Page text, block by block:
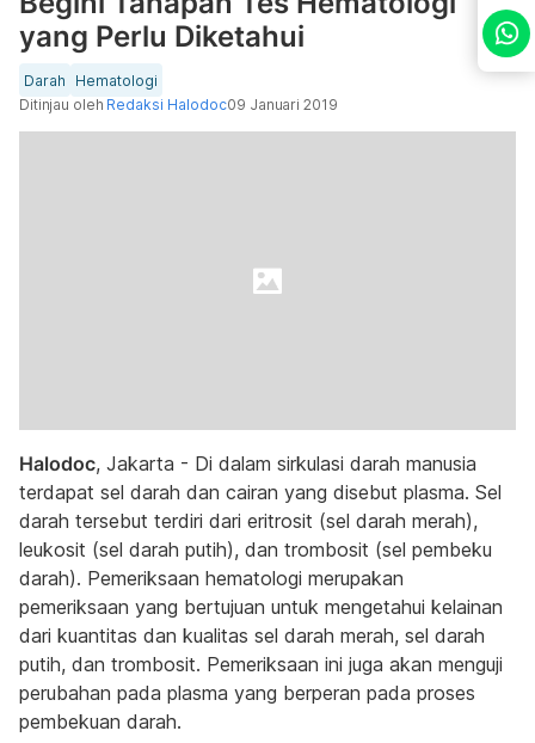
yang Perlu Diketahui
Darah
Hematologi
Ditinjau oleh Redaksi Halodoc09 Januari 2019
Halodoc, Jakarta - Di dalam sirkulasi darah manusia
terdapat sel darah dan cairan yang disebut plasma. Sel
darah tersebut terdiri dari eritrosit (sel darah merah),
leukosit (sel darah putih), dan trombosit (sel pembeku
darah). Pemeriksaan hematologi merupakan
pemeriksaan yang bertujuan untuk mengetahui kelainan
dari kuantitas dan kualitas sel darah merah, sel darah
putih, dan trombosit. Pemeriksaan ini juga akan menguji
perubahan pada plasma yang berperan pada proses
pembekuan darah.